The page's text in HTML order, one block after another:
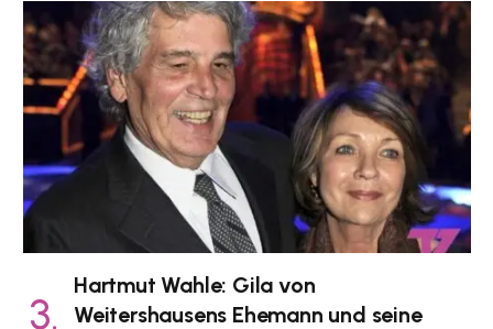
Hartmut Wahle: Gila von
Weitershausens Ehemann und seine